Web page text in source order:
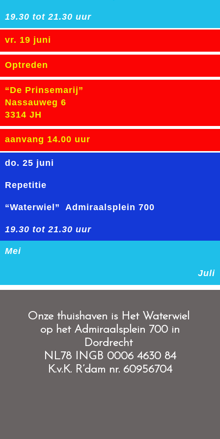
19.30 tot 21.30 uur
vr. 19 juni
Optreden
“De Prinsemarij”
Nassauweg 6
3314 JH
aanvang 14.00 uur
do. 25 juni
Repetitie
“Waterwiel” Admiraalsplein 700
19.30 tot 21.30 uur
Mei
Juli
Onze thuishaven is Het Waterwiel
op het Admiraalsplein 700 in
Dordrecht
NL78 INGB 0006 4630 84
K.v.K. R’dam nr. 60956704